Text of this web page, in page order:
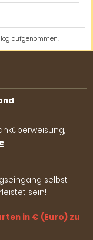
aufgenommen.
.
selbst
sein!
in € (Euro) zu